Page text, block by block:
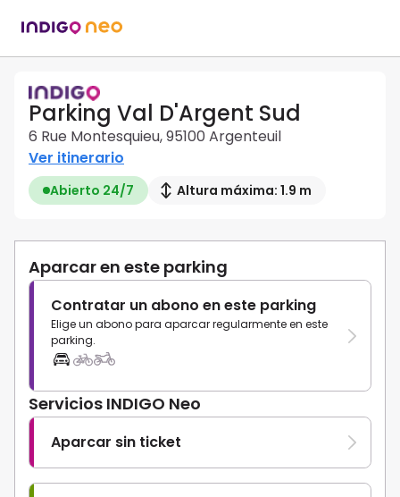
Parking Val D'Argent Sud
6 Rue Montesquieu, 95100 Argenteuil
Ver itinerario
Abierto 24/7 Altura máxima: 1.9 m
Aparcar en este parking
Contratar un abono en este parking
Elige un abono para aparcar regularmente en este
parking.
Servicios INDIGO Neo
Aparcar sin ticket